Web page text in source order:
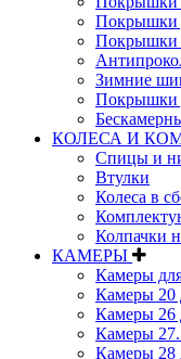
Покрышки
Покрышки
Зимние
Покрышки
КОЛЕСА И
Спицы и
Втулки
Колеса в
Колпачки
КАМЕРЫ
Камеры
Камеры 20
Камеры 26
Камеры
Камеры 28